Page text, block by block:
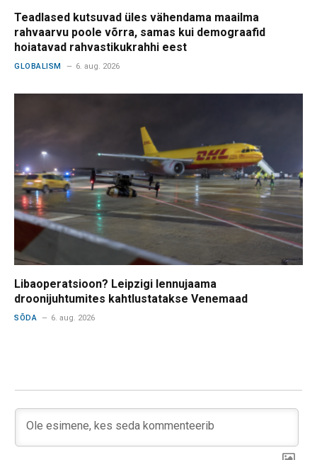
Teadlased kutsuvad üles vähendama maailma
rahvaarvu poole võrra, samas kui demograafid
hoiatavad rahvastikukrahhi eest
GLOBALISM 6. aug. 2026
Libaoperatsioon? Leipzigi lennujaama
droonijuhtumites kahtlustatakse Venemaad
SÕDA 6. aug. 2026